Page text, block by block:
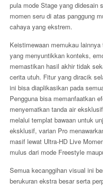
pula mode Stage yang didesain
momen seru di atas panggung
cahaya yang ekstrem.
Keistimewaan memukau
yang menyuntikkan konteks,
memastikan hasil akhir tidak
cerita utuh. Fitur yang diracik
ini bisa diaplikasikan pada
Pengguna bisa memanfaatkan
menyematkan tanda air
melalui templat bawaan untuk
eksklusif, varian Pro
masif lewat Ultra-HD Live
mulus dari mode Freestyle
Semua kecanggihan visual ini
berukuran ekstra besar serta